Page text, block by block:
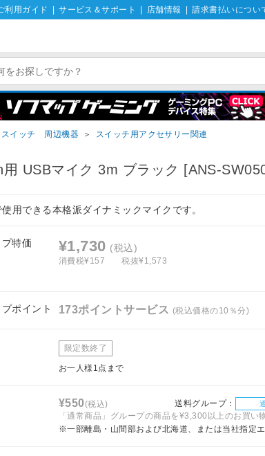
利用ガイド サービス＆サポート 店舗情報 請求書払いについ
スイッチ 周辺機器 ＞ スイッチ用アクセサリー関連
用 USBマイク 3m ブラック [ANS-
用できる本格派ダイナミックマイクです。
特価 ¥1,730 (税込)
消費税¥157 税抜¥1,573
ポイント 173ポイントサービス (税込価格の10％分)
限定数終了
お一人様1点まで
¥550(税込) 送料グループ：
「通常商品」グループの商品を¥3,300以上のお買い
※一部離島・山間部および北海道、または当社指定エ